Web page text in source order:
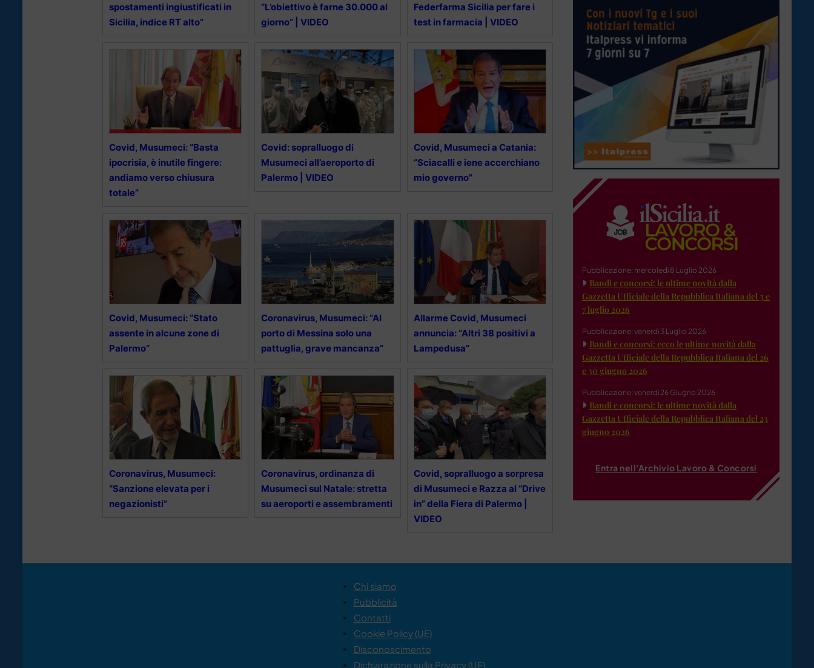
spostamenti ingiustificati in
Sicilia, indice RT alto”
“L’obiettivo è farne 30.000 al
giorno” | VIDEO
Federfarma Sicilia per fare i
test in farmacia | VIDEO
Covid, Musumeci: “Basta
ipocrisia, è inutile fingere:
andiamo verso chiusura
totale”
Covid: sopralluogo di
Musumeci all’aeroporto di
Palermo | VIDEO
Covid, Musumeci a Catania:
“Sciacalli e iene accerchiano
mio governo”
Covid, Musumeci: “Stato
assente in alcune zone di
Palermo”
Coronavirus, Musumeci: “Al
porto di Messina solo una
pattuglia, grave mancanza”
Allarme Covid, Musumeci
annuncia: “Altri 38 positivi a
Lampedusa”
Coronavirus, Musumeci:
“Sanzione elevata per i
negazionisti”
Coronavirus, ordinanza di
Musumeci sul Natale: stretta
su aeroporti e assembramenti
Covid, sopralluogo a sorpresa
di Musumeci e Razza al “Drive
in” della Fiera di Palermo |
VIDEO
Pubblicazione: mercoledì 8 Luglio 2026
Bandi e concorsi: le ultime novità dalla
Gazzetta Ufficiale della Repubblica Italiana del 3 e
7 luglio 2026
Pubblicazione: venerdì 3 Luglio 2026
Bandi e concorsi: ecco le ultime novità dalla
Gazzetta Ufficiale della Repubblica Italiana del 26
e 30 giugno 2026
Pubblicazione: venerdì 26 Giugno 2026
Bandi e concorsi: le ultime novità dalla
Gazzetta Ufficiale della Repubblica Italiana del 23
giugno 2026
Entra nell'Archivio Lavoro & Concorsi
Chi siamo
Pubblicità
Contatti
Cookie Policy (UE)
Disconoscimento
Dichiarazione sulla Privacy (UE)